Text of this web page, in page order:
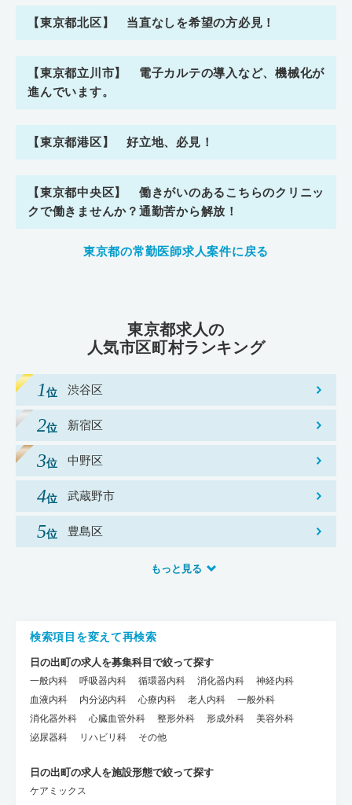
【東京都北区】 当直なしを希望の方必見！
【東京都立川市】 電子カルテの導入など、機械化が
進んでいます。
【東京都港区】 好立地、必見！
【東京都中央区】 働きがいのあるこちらのクリニッ
クで働きませんか？通勤苦から解放！
東京都の常勤医師求人案件に戻る
東京都求人の
人気市区町村ランキング
渋谷区
新宿区
中野区
武蔵野市
豊島区
もっと見る
検索項目を変えて再検索
日の出町の求人を募集科目で絞って探す
一般内科 呼吸器内科 循環器内科 消化器内科
神経内科
血液内科
内分泌内科 心療内科 老人内科
一般外科
消化器外科
心臓血管外科 整形外科 形成外科
美容外科
泌尿器科
リハビリ科 その他
日の出町の求人を施設形態で絞って探す
ケアミックス